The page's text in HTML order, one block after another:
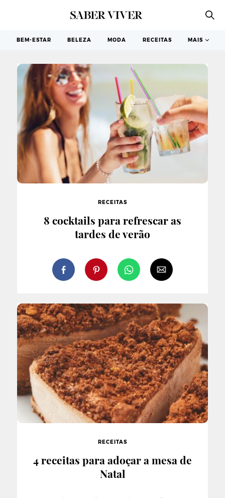
BEM-ESTAR BELEZA MODA RECEITAS MAIS
RECEITAS
RECEITAS
8 cocktails para refrescar as
tardes de verão
RECEITAS
4 receitas para adoçar a mesa de
Natal